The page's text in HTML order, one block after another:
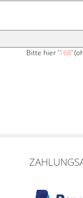
Bitte hier '168'